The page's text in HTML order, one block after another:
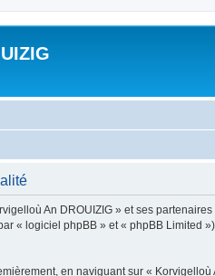
An DROUIZIG » et ses
« logiciel phpBB » et « phpBB
en naviguant sur «